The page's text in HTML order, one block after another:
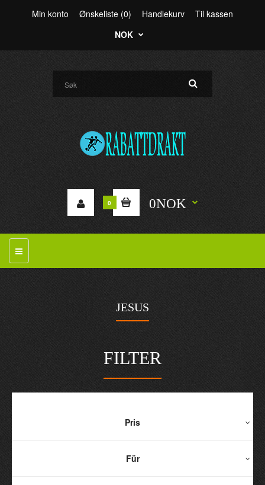
Min konto Ønskeliste (0) Handlekurv
Til kassen
NOK
0 0NOK
JESUS
FILTER
Pris
Für